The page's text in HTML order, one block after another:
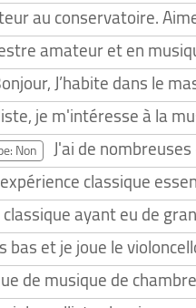
au conservatoire.
amateur et en
J’habite dans le
je m'intéresse à la
Non J'ai de
classique
ayant eu de
bas et je joue le
de musique de